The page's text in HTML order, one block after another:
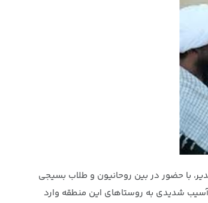
با حضور در بین روحانیون و طلاب بسیجی
شدیدی به روستاهای این منطقه وارد